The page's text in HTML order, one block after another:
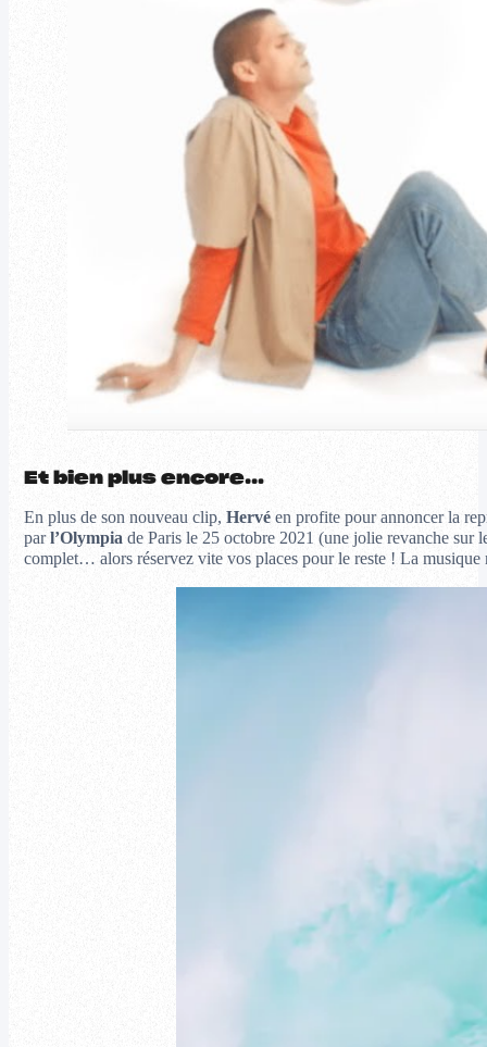
Et bien plus encore…
En plus de son nouveau clip, Hervéen profite pour annoncer la
parl’Olympiade Paris le 25 octobre 2021 (une jolie revanche sur
complet… alors réservez vite vos places pour le reste ! La musique